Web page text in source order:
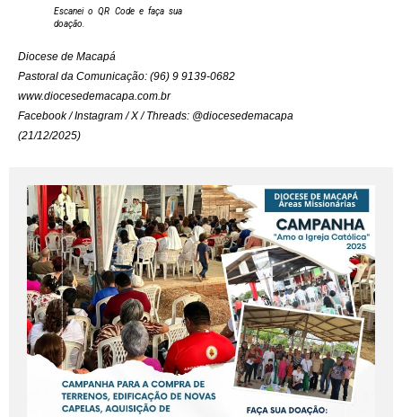
Escanei o QR Code e faça sua
doação.
Diocese de Macapá
Pastoral da Comunicação: (96) 9 9139-0682
www.diocesedemacapa.com.br
Facebook / Instagram / X / Threads: @diocesedemacapa
(21/12/2025)